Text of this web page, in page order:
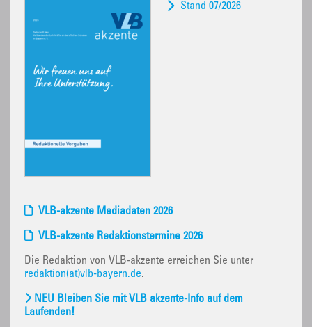
Stand 07/2026
VLB-akzente Mediadaten 2026
VLB-akzente Redaktionstermine 2026
Die Redaktion von VLB-akzente erreichen Sie unter
redaktion(at)vlb-bayern.de.
NEU Bleiben Sie mit VLB akzente-Info auf dem
Laufenden!